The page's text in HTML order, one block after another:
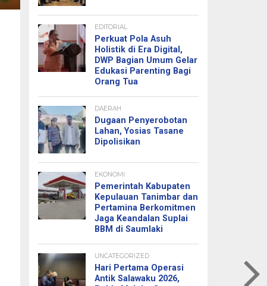
EDITORIAL
Perkuat Pola Asuh
Holistik di Era Digital,
DWP Bagian Umum Gelar
Edukasi Parenting Bagi
Orang Tua
DAERAH
Dugaan Penyerobotan
Lahan, Yosias Tasane
Dipolisikan
EKONOMI
Pemerintah Kabupaten
Kepulauan Tanimbar dan
Pertamina Berkomitmen
Jaga Keandalan Suplai
BBM di Saumlaki
UNCATEGORIZED
Hari Pertama Operasi
Antik Salawaku 2026,